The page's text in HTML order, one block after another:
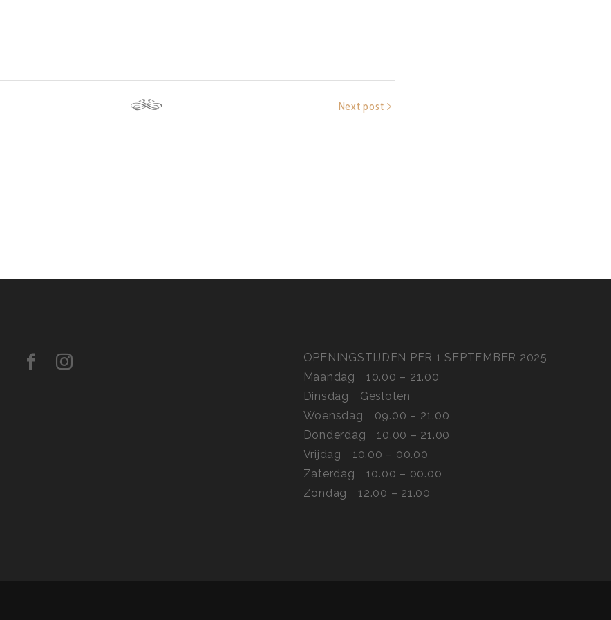
Next post
OPENINGSTIJDEN PER 1 SEPTEMBER 2025
Maandag
10.00 – 21.00
Dinsdag
Gesloten
Woensdag
09.00 – 21.00
Donderdag
10.00 – 21.00
Vrijdag
10.00 – 00.00
Zaterdag
10.00 – 00.00
Zondag
12.00 – 21.00